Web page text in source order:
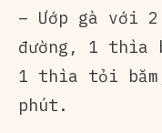
– Ướp gà với
đường, 1
1 thìa tỏi
phút.